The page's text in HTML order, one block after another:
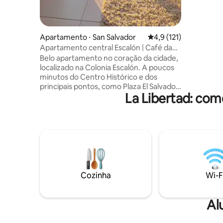
Apartamento ⋅ San Salvador 4,9 de uma avaliação
4,9 (121)
Apartamento central Escalón | Café da
manhã, Wi-Fi, ar-condicionado e
estacionamento
Belo apartamento no coração da cidade,
localizado na Colonia Escalón. A poucos
minutos do Centro Histórico e dos
principais pontos, como Plaza El Salvador
del Mundo, Galerías, Millenium Plaza,
Bambú Center e Torre Futura,
completos para maior conveniência.
Além disso, oferece ingredientes básicos
para um café da manhã leve, como
presunto, ovos, queijo, feijão, pão e café,
La Libertad:
Cozinha Wi-